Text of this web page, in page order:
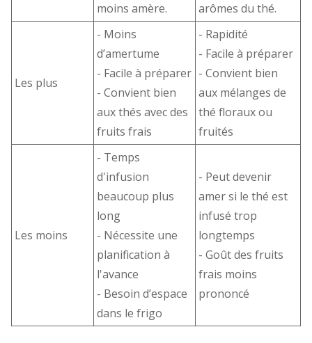
moins amère.
arômes du thé.
Les plus
- Moins
d’amertume
- Facile à préparer
- Convient bien
aux thés avec des
fruits frais
- Rapidité
- Facile à préparer
- Convient bien
aux mélanges de
thé floraux ou
fruités
Les moins
- Temps
d'infusion
beaucoup plus
long
- Nécessite une
planification à
l'avance
- Besoin d’espace
dans le frigo
- Peut devenir
amer si le thé est
infusé trop
longtemps
- Goût des fruits
frais moins
prononcé